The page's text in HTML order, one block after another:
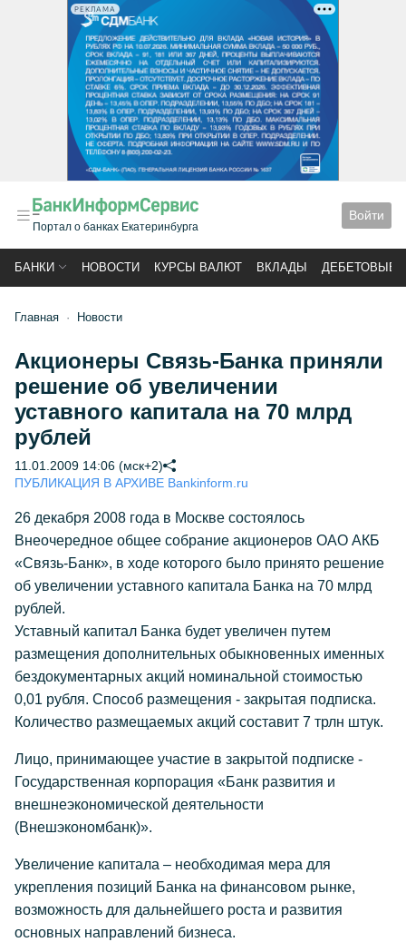
РЕКЛАМА
Портал о банках Екатеринбурга
Войти
БАНКИ НОВОСТИ КУРСЫ ВАЛЮТ ВКЛАДЫ ДЕБЕТОВЫЕ
Главная Новости
Акционеры Связь-Банка приняли
решение об увеличении
уставного капитала на 70 млрд
рублей
11.01.2009 14:06 (мск+2)
ПУБЛИКАЦИЯ В АРХИВЕ Bankinform.ru
26 декабря 2008 года в Москве состоялось
Внеочередное общее собрание акционеров ОАО АКБ
«Связь-Банк», в ходе которого было принято решение
об увеличении уставного капитала Банка на 70 млрд
рублей.
Уставный капитал Банка будет увеличен путем
размещения дополнительных обыкновенных именных
бездокументарных акций номинальной стоимостью
0,01 рубля. Способ размещения - закрытая подписка.
Количество размещаемых акций составит 7 трлн штук.
Лицо, принимающее участие в закрытой подписке -
Государственная корпорация «Банк развития и
внешнеэкономической деятельности
(Внешэкономбанк)».
Увеличение капитала – необходимая мера для
укрепления позиций Банка на финансовом рынке,
возможность для дальнейшего роста и развития
основных направлений бизнеса.